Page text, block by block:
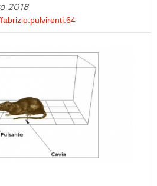
2018